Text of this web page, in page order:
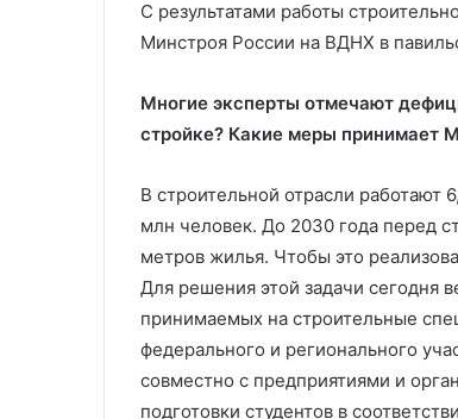
С результатами работы
Минстроя России на ВДНХ в
Многие эксперты отмечают
стройке? Какие меры принимает
В строительной отрасли
млн человек. До 2030 года перед
метров жилья. Чтобы это
Для решения этой задачи сегодня
принимаемых на строительные
федерального и регионального
совместно с предприятиями и
подготовки студентов в